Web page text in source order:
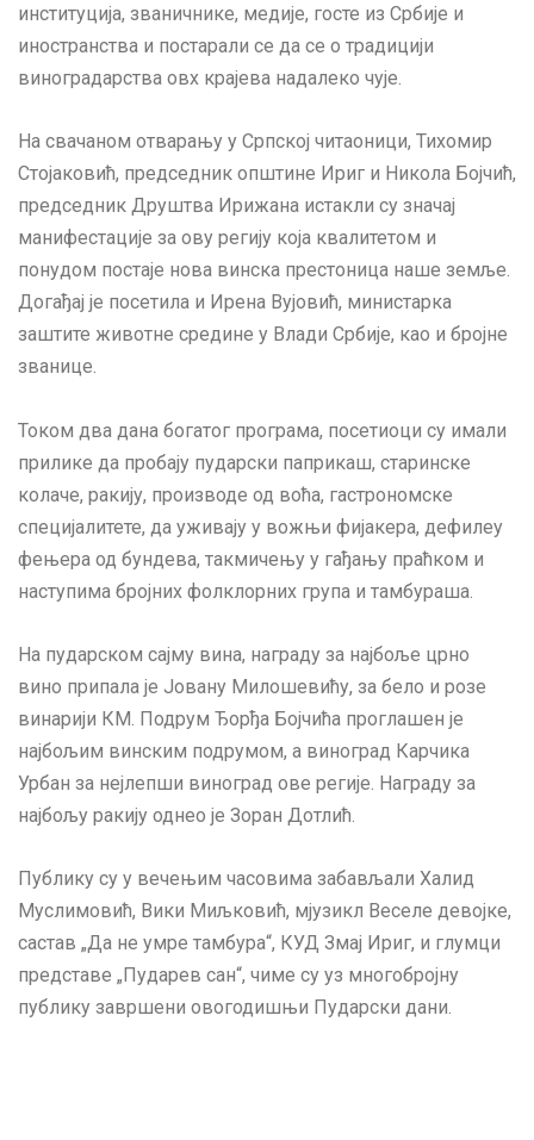
институција, званичнике, медије, госте из Србије и
иностранства и постарали се да се о традицији
виноградарства овх крајева надалеко чује.
На свачаном отварању у Српској читаоници, Тихомир
Стојаковић, председник општине Ириг и Никола Бојчић,
председник Друштва Ирижана истакли су значај
манифестације за ову регију која квалитетом и
понудом постаје нова винска престоница наше земље.
Догађај је посетила и Ирена Вујовић, министарка
заштите животне средине у Влади Србије, као и бројне
званице.
Током два дана богатог програма, посетиоци су имали
прилике да пробају пударски паприкаш, старинске
колаче, ракију, производе од воћа, гастрономске
специјалитете, да уживају у вожњи фијакера, дефилеу
фењера од бундева, такмичењу у гађању праћком и
наступима бројних фолклорних група и тамбураша.
На пударском сајму вина, награду за најбоље црно
вино припала је Јовану Милошевићу, за бело и розе
винарији КМ. Подрум Ђорђа Бојчића проглашен је
најбољим винским подрумом, а виноград Карчика
Урбан за нејлепши виноград ове регије. Награду за
најбољу ракију однео је Зоран Дотлић.
Публику су у вечењим часовима забављали Халид
Муслимовић, Вики Миљковић, мјузикл Веселе девојке,
састав „Да не умре тамбура“, КУД Змај Ириг, и глумци
представе „Пударев сан“, чиме су уз многобројну
публику завршени овогодишњи Пударски дани.